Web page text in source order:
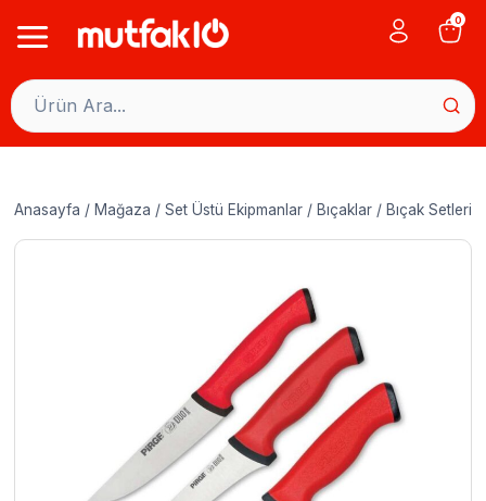
0
Anasayfa / Mağaza / Set Üstü Ekipmanlar / Bıçaklar / Bıçak Setleri